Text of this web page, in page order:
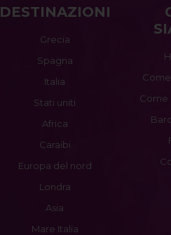
DESTINAZIONI
Grecia
Spagna
Italia
Stati uniti
Africa
Caraibi
Europa del nord
Londra
Asia
Mare Italia
Come